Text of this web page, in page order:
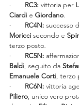
· RC3: vittoria per
Ciardi e Giordano.
· RC4N: successo
Moricci secondo e
terzo posto.
· RC5N:
Baldi, seguito da
Emanuele Corti, terzo
· RC6N: vittoria
Piliero, unico vero